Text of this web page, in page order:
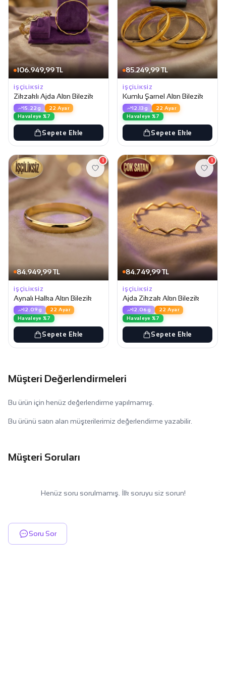
106.949,99 TL
İŞÇILIKSIZ
Zikzaklı Ajda Altın Bilezik
15.22g
22 Ayar
Havaleye %7
Sepete Ekle
85.249,99 TL
İŞÇILIKSIZ
Kumlu Şarnel Altın Bilezik
12.13g
22 Ayar
Havaleye %7
Sepete Ekle
84.949,99 TL
1
İŞÇILIKSIZ
Aynalı Halka Altın Bilezik
12.09g
22 Ayar
Havaleye %7
Sepete Ekle
84.749,99 TL
1
İŞÇILIKSIZ
Ajda Zikzak Altın Bilezik
12.06g
22 Ayar
Havaleye %7
Sepete Ekle
Müşteri Değerlendirmeleri
Bu ürün için henüz değerlendirme yapılmamış.
Bu ürünü satın alan müşterilerimiz değerlendirme yazabilir.
Müşteri Soruları
Henüz soru sorulmamış. İlk soruyu siz sorun!
Soru Sor